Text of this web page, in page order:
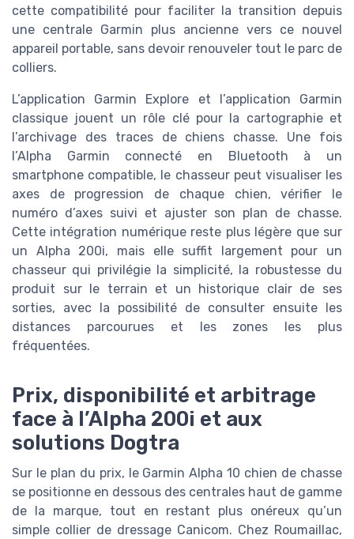
cette compatibilité pour faciliter la transition depuis
une centrale Garmin plus ancienne vers ce nouvel
appareil portable, sans devoir renouveler tout le parc de
colliers.
L’application Garmin Explore et l’application Garmin
classique jouent un rôle clé pour la cartographie et
l’archivage des traces de chiens chasse. Une fois
l’Alpha Garmin connecté en Bluetooth à un
smartphone compatible, le chasseur peut visualiser les
axes de progression de chaque chien, vérifier le
numéro d’axes suivi et ajuster son plan de chasse.
Cette intégration numérique reste plus légère que sur
un Alpha 200i, mais elle suffit largement pour un
chasseur qui privilégie la simplicité, la robustesse du
produit sur le terrain et un historique clair de ses
sorties, avec la possibilité de consulter ensuite les
distances parcourues et les zones les plus
fréquentées.
Prix, disponibilité et arbitrage
face à l’Alpha 200i et aux
solutions Dogtra
Sur le plan du prix, le Garmin Alpha 10 chien de chasse
se positionne en dessous des centrales haut de gamme
de la marque, tout en restant plus onéreux qu’un
simple collier de dressage Canicom. Chez Roumaillac,